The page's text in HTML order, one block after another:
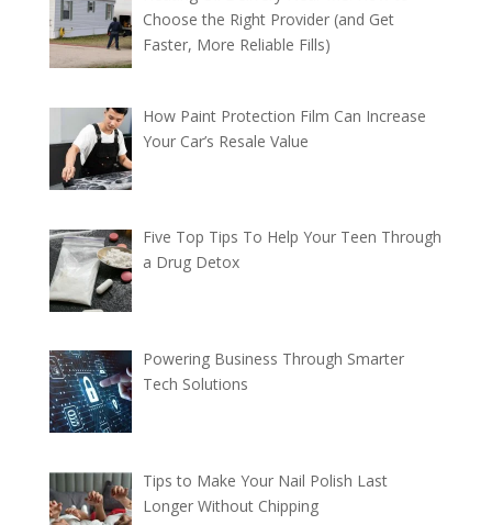
Choose the Right Provider (and Get
Faster, More Reliable Fills)
How Paint Protection Film Can Increase
Your Car’s Resale Value
Five Top Tips To Help Your Teen Through
a Drug Detox
Powering Business Through Smarter
Tech Solutions
Tips to Make Your Nail Polish Last
Longer Without Chipping